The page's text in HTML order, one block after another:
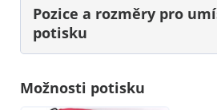
Pozice a rozměry pro
potisku
Možnosti potisku